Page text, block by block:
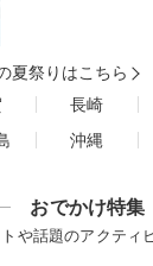
夏祭りはこちら
長崎
沖縄
おでかけ特集
や話題のアクティ